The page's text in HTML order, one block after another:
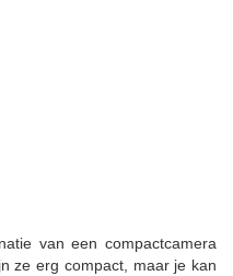
van een compactcamera
ze erg compact, maar je kan